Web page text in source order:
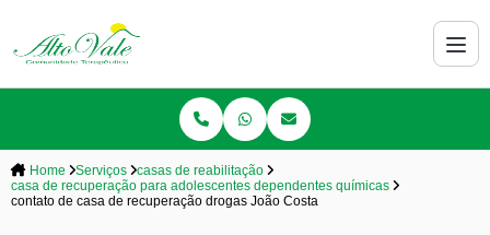
Home Serviços
casas de reabilitação
casa de recuperação para adolescentes dependentes químicas
contato de casa de recuperação drogas João Costa